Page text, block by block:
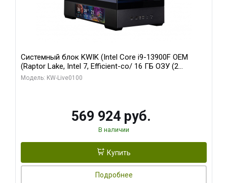
Системный блок KWIK (Intel Core i9-13900F OEM
(Raptor Lake, Intel 7, Efficient-co/ 16 ГБ ОЗУ (2
модуля)/ Afox RTX4090 24GB GDDR6X 384-Bit 3xDP
Модель: KW-Live0100
569 924 руб.
В наличии
Купить
Подробнее